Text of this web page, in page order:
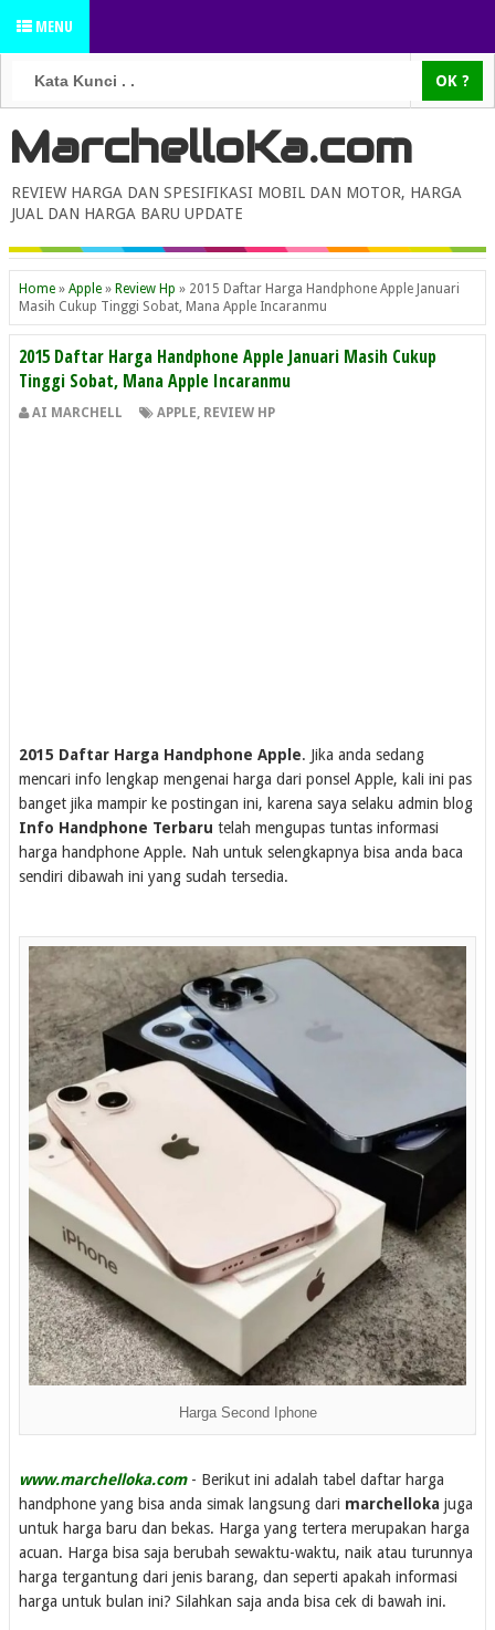
MENU
MarchelloKa.com
REVIEW HARGA DAN SPESIFIKASI MOBIL DAN MOTOR, HARGA
JUAL DAN HARGA BARU UPDATE
Home » Apple » Review Hp » 2015 Daftar Harga Handphone Apple Januari
Masih Cukup Tinggi Sobat, Mana Apple Incaranmu
2015 Daftar Harga Handphone Apple Januari Masih Cukup
Tinggi Sobat, Mana Apple Incaranmu
AI MARCHELL APPLE REVIEW HP
2015 Daftar Harga Handphone Apple. Jika anda sedang
mencari info lengkap mengenai harga dari ponsel Apple, kali ini pas
banget jika mampir ke postingan ini, karena saya selaku admin blog
Info Handphone Terbaru telah mengupas tuntas informasi
harga handphone Apple. Nah untuk selengkapnya bisa anda baca
sendiri dibawah ini yang sudah tersedia.
Harga Second Iphone
www.marchelloka.com- Berikut ini adalah tabel daftar harga
handphone yang bisa anda simak langsung dari marchelloka juga
untuk harga baru dan bekas. Harga yang tertera merupakan harga
acuan. Harga bisa saja berubah sewaktu-waktu, naik atau turunnya
harga tergantung dari jenis barang, dan seperti apakah informasi
harga untuk bulan ini? Silahkan saja anda bisa cek di bawah ini.